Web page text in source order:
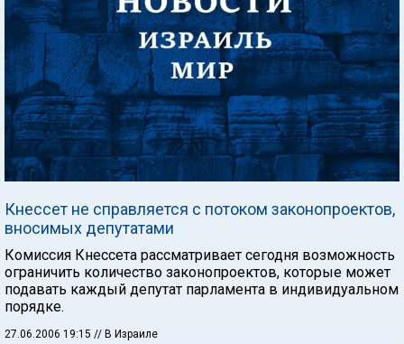
Кнессет не справляется с потоком законопроектов,
вносимых депутатами
Комиссия Кнессета рассматривает сегодня возможность
ограничить количество законопроектов, которые может
подавать каждый депутат парламента в индивидуальном
порядке.
27.06.2006 19:15 // В Израиле